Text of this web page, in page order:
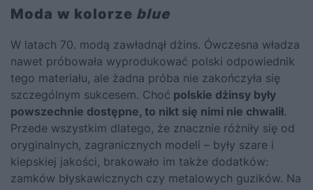
Moda w kolorze blue
W latach 70. modą zawładnął dżins. Ówczesna władza
nawet próbowała wyprodukować polski odpowiednik
tego materiału, ale żadna próba nie zakończyła się
szczególnym sukcesem. Choć polskie dżinsy były
powszechnie dostępne, to nikt się nimi nie chwalił.
Przede wszystkim dlatego, że znacznie różniły się od
oryginalnych, zagranicznych modeli – były szare i
kiepskiej jakości, brakowało im także dodatków:
zamków błyskawicznych czy metalowych guzików. Na